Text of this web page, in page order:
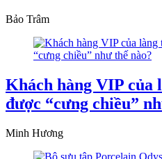
Bảo Trâm
Khách hàng VIP của
được “cưng chiều”
Minh Hương